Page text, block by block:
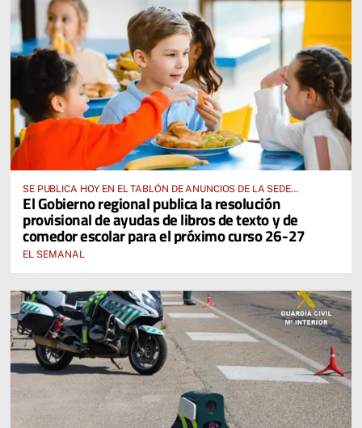
SE PUBLICA HOY EN EL TABLÓN DE ANUNCIOS DE LA SEDE
ELECTRÓNICA DE LA JUNTA DE COMUNIDADES Y EN EL PORTAL DE
EDUCACIÓN DE CASTILLA-LA MANCHA
El Gobierno regional publica la resolución
provisional de ayudas de libros de texto y de
comedor escolar para el próximo curso 26-27
EL SEMANAL